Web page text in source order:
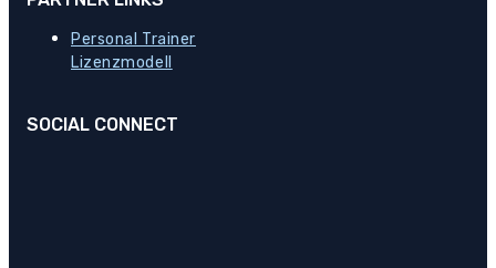
Personal Trainer
Lizenzmodell
SOCIAL CONNECT